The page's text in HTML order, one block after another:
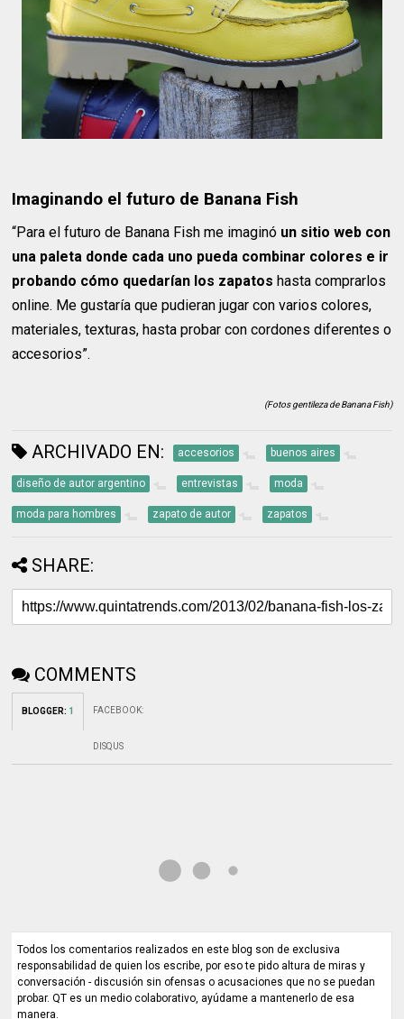
Imaginando el futuro de Banana Fish
“Para el futuro de Banana Fish me imaginó un sitio web con
una paleta donde cada uno pueda combinar colores e ir
probando cómo quedarían los zapatos hasta comprarlos
online. Me gustaría que pudieran jugar con varios colores,
materiales, texturas, hasta probar con cordones diferentes o
accesorios”.
(Fotos gentileza de Banana Fish)
ARCHIVADO EN: accesorios buenos aires
diseño de autor argentino entrevistas moda
moda para hombres zapato de autor zapatos
SHARE:
COMMENTS
BLOGGER: 1 FACEBOOK:
DISQUS
Todos los comentarios realizados en este blog son de exclusiva
responsabilidad de quien los escribe, por eso te pido altura de miras y
conversación - discusión sin ofensas o acusaciones que no se puedan
probar. QT es un medio colaborativo, ayúdame a mantenerlo de esa
manera.